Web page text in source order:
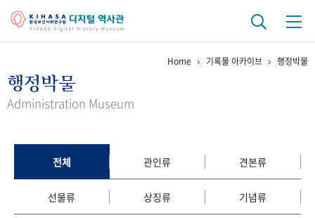
걸어온 길 기관 변천사
정책과 연구 키워드로 보는 연구 역사
연구자들
간행물 변천사
Home 기록물 아카이브 행정박물
행정박물
Administration Museum
전체 관인류 견본류
선물류 상징류 기념류